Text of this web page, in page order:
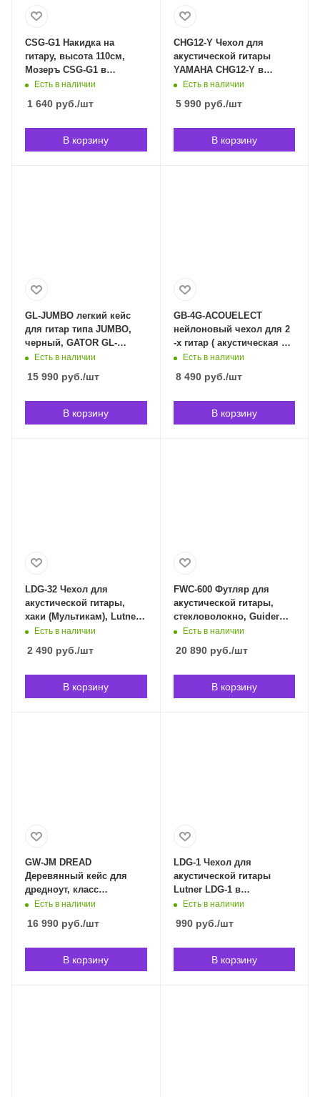
CSG-G1 Накидка на
гитару, высота 110см,
Мозеръ CSG-G1 в
Владивостоке
Есть в наличии
1 640 руб./шт
В корзину
CHG12-Y Чехол для
акустической гитары
YAMAHA CHG12-Y в
Владивостоке
Есть в наличии
5 990руб./шт
В корзину
GL-JUMBO легкий кейс
для гитар типа JUMBO,
черный, GATOR GL-
JUMBO в Владивостоке
Есть в наличии
15 990 руб./шт
В корзину
GB-4G-ACOUELECT
нейлоновый чехол для 2
-х гитар ( акустическая +
электрогитары). GATOR
Владивостоке
Есть в наличии
8 490руб./шт
В корзину
LDG-32 Чехол для
акустической гитары,
хаки (Мультикам), Lutner
LDG-32 в Владивостоке
Есть в наличии
2 490 руб./шт
В корзину
FWC-600 Футляр для
акустической гитары,
стекловолокно, Guider
FWC-600 в Владивостоке
Есть в наличии
20 890руб./шт
В корзину
GW-JM DREAD
Деревянный кейс для
дредноут, класс
"DELUXE". GATOR GW-JM
Есть в наличии
16 990 руб./шт
В корзину
LDG-1 Чехол для
акустической гитары
Lutner LDG-1 в
Владивостоке
Есть в наличии
990руб./шт
В корзину